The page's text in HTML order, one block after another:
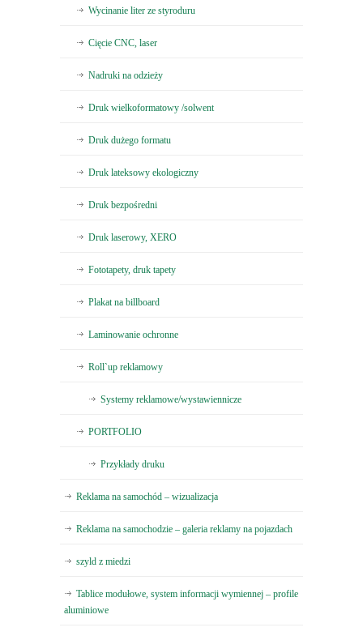
Wycinanie liter ze styroduru
Cięcie CNC, laser
Nadruki na odzieży
Druk wielkoformatowy /solwent
Druk dużego formatu
Druk lateksowy ekologiczny
Druk bezpośredni
Druk laserowy, XERO
Fototapety, druk tapety
Plakat na billboard
Laminowanie ochronne
Roll`up reklamowy
Systemy reklamowe/wystawiennicze
PORTFOLIO
Przykłady druku
Reklama na samochód – wizualizacja
Reklama na samochodzie – galeria reklamy na pojazdach
szyld z miedzi
Tablice modułowe, system informacji wymiennej – profile
aluminiowe